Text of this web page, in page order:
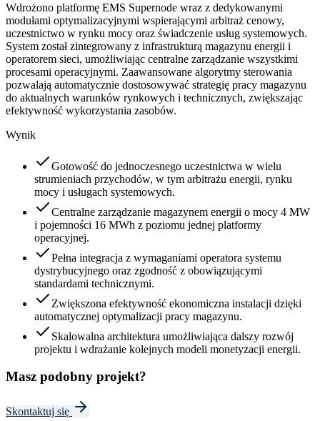
Wdrożono platformę EMS Supernode wraz z dedykowanymi
modułami optymalizacyjnymi wspierającymi arbitraż cenowy,
uczestnictwo w rynku mocy oraz świadczenie usług systemowych.
System został zintegrowany z infrastrukturą magazynu energii i
operatorem sieci, umożliwiając centralne zarządzanie wszystkimi
procesami operacyjnymi. Zaawansowane algorytmy sterowania
pozwalają automatycznie dostosowywać strategię pracy magazynu
do aktualnych warunków rynkowych i technicznych, zwiększając
efektywność wykorzystania zasobów.
Wynik
Gotowość do jednoczesnego uczestnictwa w wielu
strumieniach przychodów, w tym arbitrażu energii, rynku
mocy i usługach systemowych.
Centralne zarządzanie magazynem energii o mocy 4 MW
i pojemności 16 MWh z poziomu jednej platformy
operacyjnej.
Pełna integracja z wymaganiami operatora systemu
dystrybucyjnego oraz zgodność z obowiązującymi
standardami technicznymi.
Zwiększona efektywność ekonomiczna instalacji dzięki
automatycznej optymalizacji pracy magazynu.
Skalowalna architektura umożliwiająca dalszy rozwój
projektu i wdrażanie kolejnych modeli monetyzacji energii.
Masz podobny projekt?
Skontaktuj się